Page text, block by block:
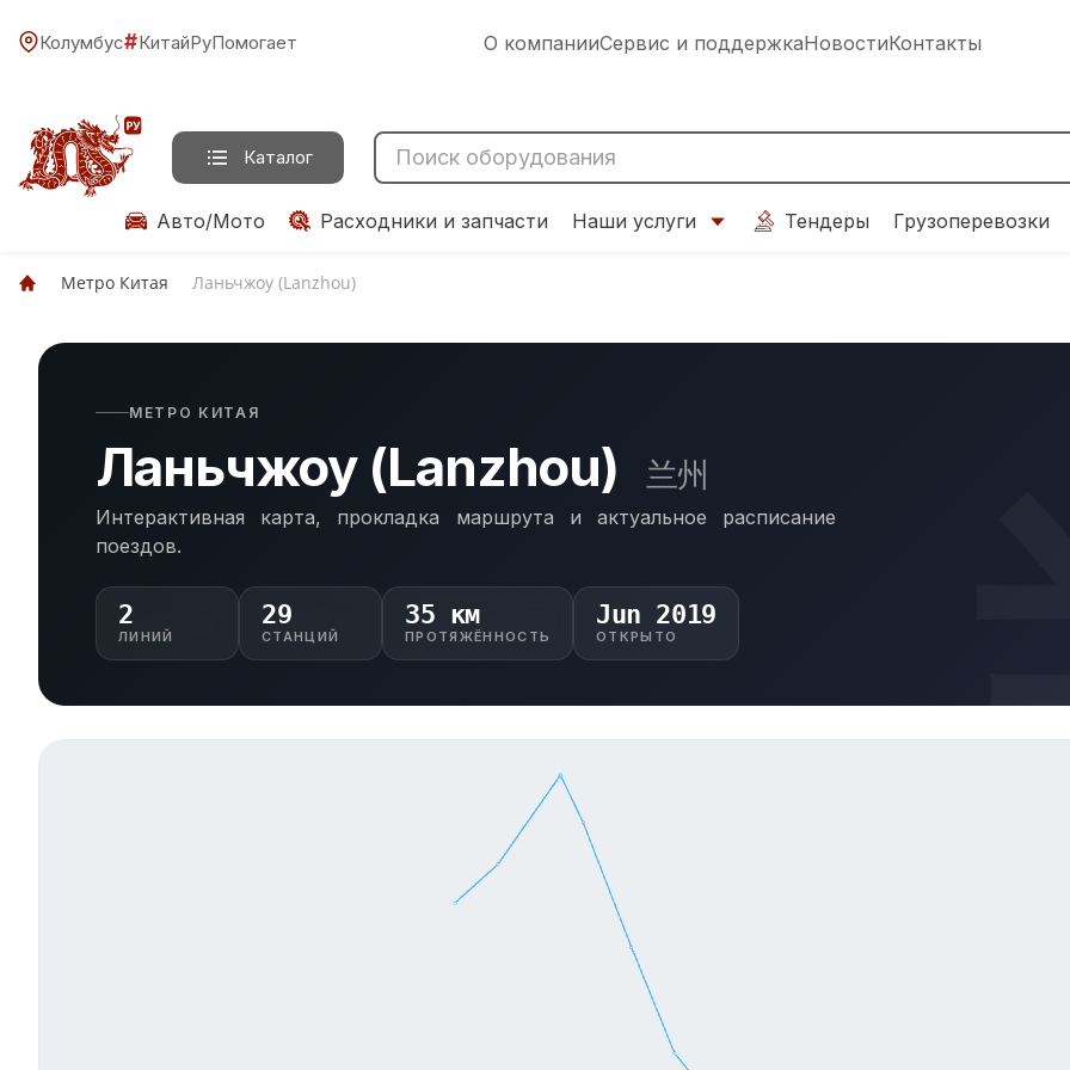
Колумбус#КитайРуПомогает О компанииСервис и поддержкаНовостиКонтакты
Каталог
Авто/Мото Расходники и запчасти Наши услуги Тендеры Грузоперевозки
Метро Китая Ланьчжоу (Lanzhou)
МЕТРО КИТАЯ
Ланьчжоу (Lanzhou) 兰州
Интерактивная карта, прокладка маршрута и актуальное расписание
поездов.
2
ЛИНИЙ
29
СТАНЦИЙ
35 км
ПРОТЯЖЁННОСТЬ
Jun 2019
ОТКРЫТО